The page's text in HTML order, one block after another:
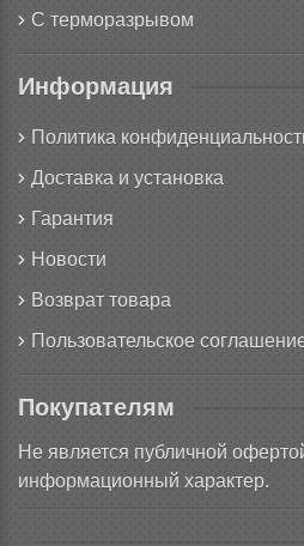
С терморазрывом
Информация
Политика
Доставка и установка
Гарантия
Новости
Возврат товара
Пользовательское
Покупателям
Не является публичной
информационный характер.